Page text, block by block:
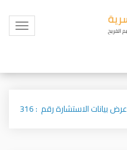
Toggle
عرض بيانات الاستشارة رقم : 316